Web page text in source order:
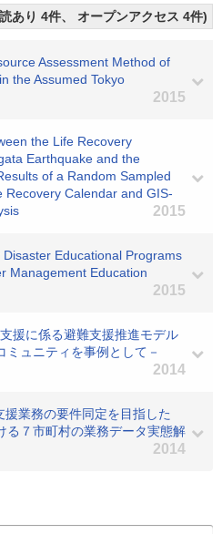
あり 4件、 オープンアクセス 4件)
Assessment Method of
the Assumed Tokyo
2015
the Life Recovery
Earthquake and the
of a Random Sampled
Recovery Calendar and GIS-
2015
Educational Programs
Management Education
2015
援に係る避難支援推進モデル
ュニティを事例として－
2014
業務の要件同定を目指した
る７市町村の業務データ実態解
2014